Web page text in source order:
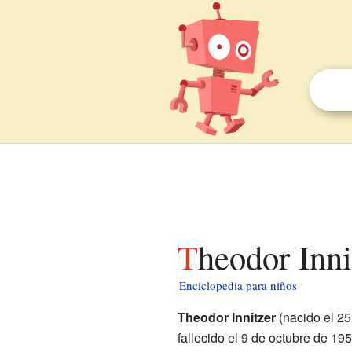
Theodor
Enciclopedia para niños
Theodor Innitzer(nacido el
fallecido el 9 de octubre de